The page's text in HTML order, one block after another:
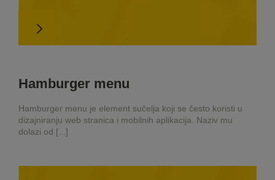
Hamburger menu
Hamburger menu je element sučelja koji se često koristi u
dizajniranju web stranica i mobilnih aplikacija. Naziv mu
dolazi od [...]